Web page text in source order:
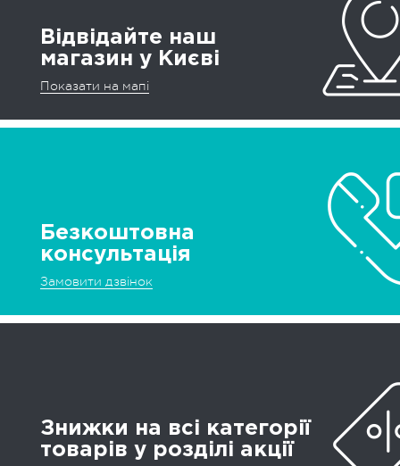
Відвідайте наш
магазин у Києві
Показати на мапі
Безкоштовна
консультація
Замовити дзвінок
Знижки на всі категорії
товарів у розділі акції